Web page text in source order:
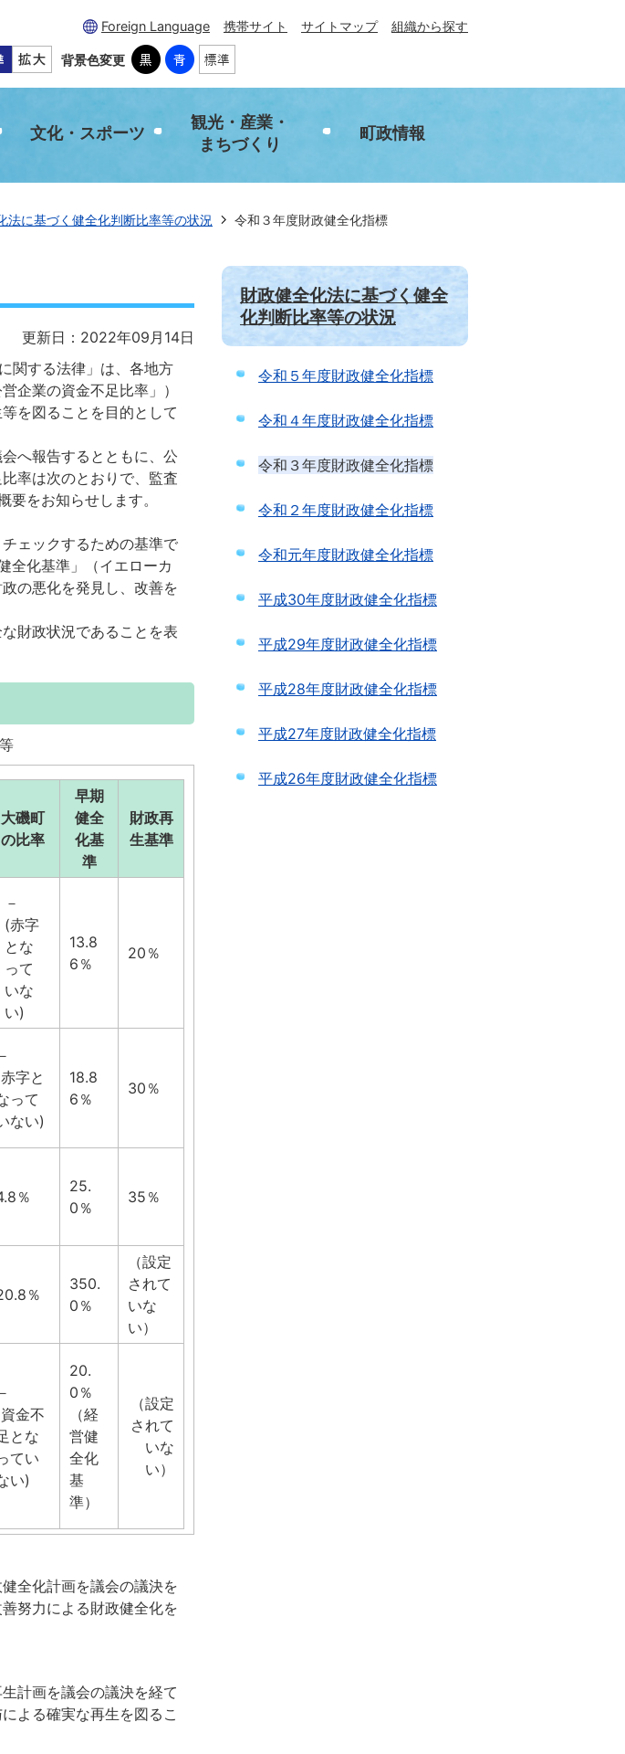
Foreign Language 携帯サイト サイトマップ 組織から探す
背景色変更
文化・スポーツ
観光・産業・
まちづくり
町政情報
法に基づく健全化判断比率等の状況 令和３年度財政健全化指標
更新日：2022年09月14日
関する法律」は、各地方
企業の資金不足比率」）
を図ることを目的として
へ報告するとともに、公
率は次のとおりで、監査
をお知らせします。
ェックするための基準で
全化基準」（イエローカ
の悪化を発見し、改善を
財政状況であることを表
大磯町
の比率
早期
健全
化基
準
財政再
生基準
－
(赤字
とな
って
いな
い)
13.8
6％
20％
－
字と
って
ない)
18.8
6％
30％
％
25.
0％
35％
％
350.
0％
（設定
されて
いな
い）
－
金不
とな
てい
い)
20.
0％
（経
営健
全化
基
準）
（設定
されて
いな
い）
全化計画を議会の議決を
努力による財政健全化を
計画を議会の議決を経て
よる確実な再生を図るこ
財政健全化法に基づく健全
化判断比率等の状況
令和５年度財政健全化指標
令和４年度財政健全化指標
令和３年度財政健全化指標
令和２年度財政健全化指標
令和元年度財政健全化指標
平成30年度財政健全化指標
平成29年度財政健全化指標
平成28年度財政健全化指標
平成27年度財政健全化指標
平成26年度財政健全化指標